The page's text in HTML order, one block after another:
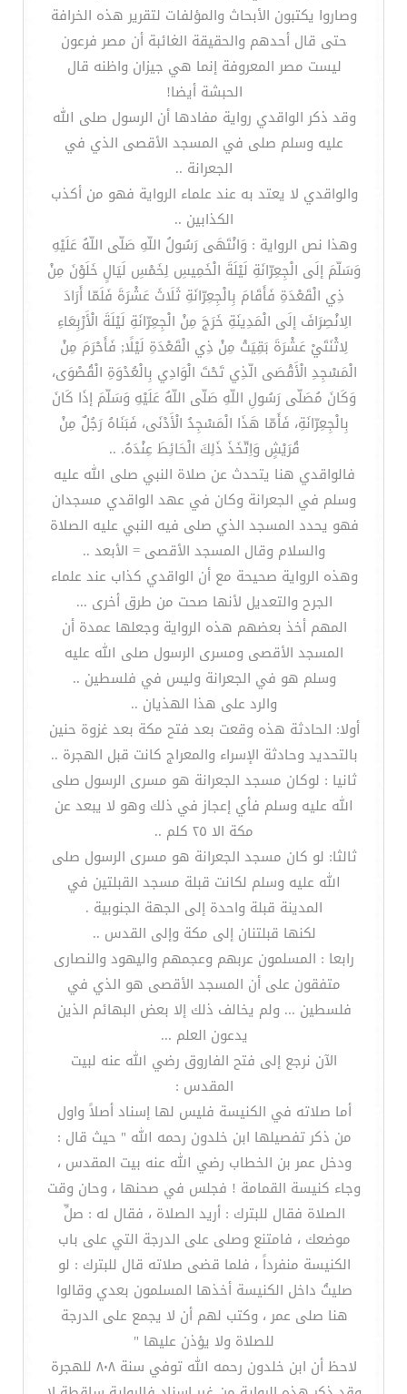
وصاروا يكتبون الأبحاث والمؤلفات لتقرير هذه الخرافة
حتى قال أحدهم والحقيقة الغائبة أن مصر فرعون
ليست مصر المعروفة إنما هي جيزان واظنه قال
الحبشة أيضا!
وقد ذكر الواقدي رواية مفادها أن الرسول صلى الله
عليه وسلم صلى في المسجد الأقصى الذي في
الجعرانة ..
والواقدي لا يعتد به عند علماء الرواية فهو من أكذب
الكذابين ..
وهذا نص الرواية : وَانْتَهَى رَسُولُ اللّهِ صَلّى اللّهُ عَلَيْهِ
وَسَلّمَ إلَى الْجِعِرّانَةِ لَيْلَةَ الْخَمِيسِ لِخَمْسِ لَيَالٍ خَلَوْنَ مِنْ
ذِي الْقَعْدَةِ فَأَقَامَ بِالْجِعِرّانَةِ ثَلَاثَ عَشْرَةَ فَلَمّا أَرَادَ
الِانْصِرَافَ إلَى الْمَدِينَةِ خَرَجَ مِنْ الْجِعِرّانَةِ لَيْلَةَ الْأَرْبِعَاءِ
لِاثْنَتَيْ عَشْرَةَ بَقِيَتْ مِنْ ذِي الْقَعْدَةِ لَيْلًا; فَأَحْرَمَ مِنْ
الْمَسْجِدِ الْأَقْصَى الّذِي تَحْتَ الْوَادِي بِالْعُدْوَةِ الْقُصْوَى،
وَكَانَ مُصَلّى رَسُولِ اللّهِ صَلّى اللّهُ عَلَيْهِ وَسَلّمَ إذَا كَانَ
بِالْجِعِرّانَةِ، فَأَمّا هَذَا الْمَسْجِدُ الْأَدْنَى، فَبَنَاهُ رَجُلٌ مِنْ
قُرَيْشٍ وَاِتّخَذَ ذَلِكَ الْحَائِطَ عِنْدَهُ. ..
فالواقدي هنا يتحدث عن صلاة النبي صلى الله عليه
وسلم في الجعرانة وكان في عهد الواقدي مسجدان
فهو يحدد المسجد الذي صلى فيه النبي عليه الصلاة
والسلام وقال المسجد الأقصى = الأبعد ..
وهذه الرواية صحيحة مع أن الواقدي كذاب عند علماء
الجرح والتعديل لأنها صحت من طرق أخرى ...
المهم أخذ بعضهم هذه الرواية وجعلها عمدة أن
المسجد الأقصى ومسرى الرسول صلى الله عليه
وسلم هو في الجعرانة وليس في فلسطين ..
والرد على هذا الهذيان ..
أولا: الحادثة هذه وقعت بعد فتح مكة بعد غزوة حنين
بالتحديد وحادثة الإسراء والمعراج كانت قبل الهجرة ..
ثانيا : لوكان مسجد الجعرانة هو مسرى الرسول صلى
الله عليه وسلم فأي إعجاز في ذلك وهو لا يبعد عن
مكة الا ٢٥ كلم ..
ثالثا: لو كان مسجد الجعرانة هو مسرى الرسول صلى
الله عليه وسلم لكانت قبلة مسجد القبلتين في
المدينة قبلة واحدة إلى الجهة الجنوبية .
لكنها قبلتنان إلى مكة وإلى القدس ..
رابعا : المسلمون عربهم وعجمهم واليهود والنصارى
متفقون على أن المسجد الأقصى هو الذي في
فلسطين ... ولم يخالف ذلك إلا بعض البهائم الذين
يدعون العلم ...
الآن نرجع إلى فتح الفاروق رضي الله عنه لبيت
المقدس :
أما صلاته في الكنيسة فليس لها إسناد أصلاً واول
من ذكر تفصيلها ابن خلدون رحمه الله " حيث قال :
ودخل عمر بن الخطاب رضي الله عنه بيت المقدس ،
وجاء كنيسة القمامة ! فجلس في صحنها ، وحان وقت
الصلاة فقال للبترك : أريد الصلاة ، فقال له : صلِّ
موضعك ، فامتنع وصلى على الدرجة التي على باب
الكنيسة منفرداً ، فلما قضى صلاته قال للبترك : لو
صليتُ داخل الكنيسة أخذها المسلمون بعدي وقالوا
هنا صلى عمر ، وكتب لهم أن لا يجمع على الدرجة
للصلاة ولا يؤذن عليها "
لاحظ أن ابن خلدون رحمه الله توفي سنة ٨٠٨ للهجرة